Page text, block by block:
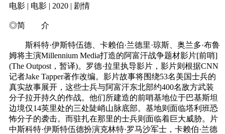
电影 | 电影 | 2020 | 剧情
◎简 介
斯科特·伊斯特伍德、卡赖伯·兰德里·琼斯、奥兰多·布鲁
姆将主演Millennium Media打造的阿富汗战争题材影片[前哨]
(The Outpost，暂译)。罗德·拉里执导影片，影片则根据CNN
记者Jake Tapper著作改编。影片故事将围绕53名美国士兵的
真实故事展开，这些士兵与阿富汗东北部约400名敌方武装
分子拉开持久的作战。他们所建造的前哨基地位于巴基斯坦
边境仅14英里处的三处陡峭山脉底部。基地则面临塔利班恐
怖分子的袭击。而驻扎在那里的士兵则面临着巨大威胁。片
中斯科特·伊斯特伍德扮演克林特·罗马沙军士，卡赖伯·兰德